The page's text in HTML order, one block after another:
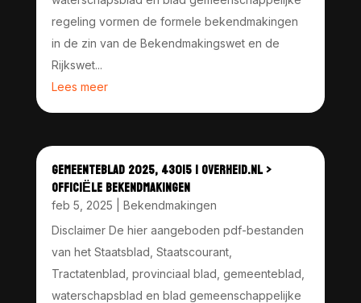
regeling vormen de formele bekendmakingen
in de zin van de Bekendmakingswet en de
Rijkswet...
Lees meer
GEMEENTEBLAD 2025, 43015 | OVERHEID.NL >
OFFICIËLE BEKENDMAKINGEN
feb 5, 2025
Bekendmakingen
Disclaimer De hier aangeboden pdf-bestanden
van het Staatsblad, Staatscourant,
Tractatenblad, provinciaal blad, gemeenteblad,
waterschapsblad en blad gemeenschappelijke